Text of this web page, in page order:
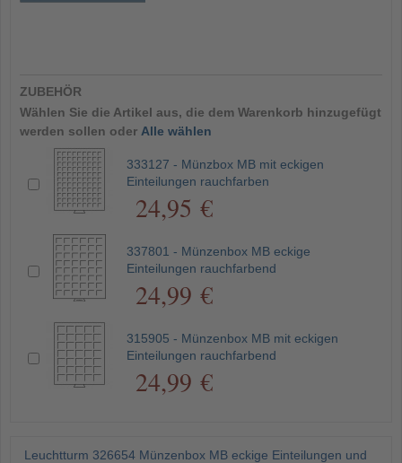
ZUBEHÖR
Wählen Sie die Artikel aus, die dem Warenkorb hinzugefügt
werden sollen oder Alle wählen
333127 - Münzbox MB mit eckigen
Einteilungen rauchfarben
24,95 €
337801 - Münzenbox MB eckige
Einteilungen rauchfarbend
24,99 €
315905 - Münzenbox MB mit eckigen
Einteilungen rauchfarbend
24,99 €
Leuchtturm 326654 Münzenbox MB eckige Einteilungen und